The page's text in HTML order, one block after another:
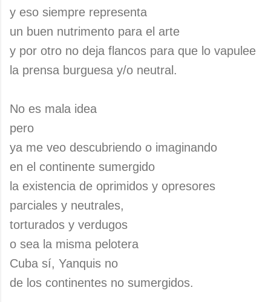
y eso siempre representa
un buen nutrimento para el arte
y por otro no deja flancos para que lo vapulee
la prensa burguesa y/o neutral.
No es mala idea
pero
ya me veo descubriendo o imaginando
en el continente sumergido
la existencia de oprimidos y opresores
parciales y neutrales,
torturados y verdugos
o sea la misma pelotera
Cuba sí, Yanquis no
de los continentes no sumergidos.